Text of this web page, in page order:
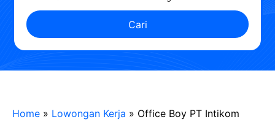
Cari
Home » Lowongan Kerja » Office Boy PT Intikom